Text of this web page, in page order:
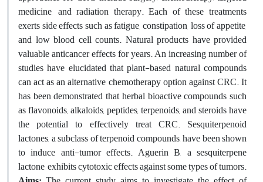
medicine, and radiation therapy. Each of these treatments
exerts side effects such as fatigue, constipation, loss of appetite,
and low blood cell counts. Natural products have provided
valuable anticancer effects for years. An increasing number of
studies have elucidated that plant-based natural compounds
can act as an alternative chemotherapy option against CRC. It
has been demonstrated that herbal bioactive compounds such
as flavonoids, alkaloids, peptides, terpenoids, and steroids have
the potential to effectively treat CRC. Sesquiterpenoid
lactones, a subclass of terpenoid compounds, have been shown
to induce anti-tumor effects. Aguerin B, a sesquiterpene
lactone, exhibits cytotoxic effects against some types of tumors.